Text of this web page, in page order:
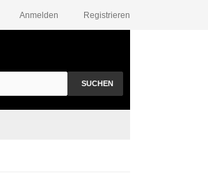
Registrieren
Anmelden
SUCHEN